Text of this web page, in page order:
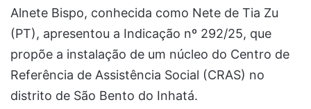
Alnete Bispo, conhecida como Nete de Tia Zu
(PT), apresentou a Indicação nº 292/25, que
propõe a instalação de um núcleo do Centro de
Referência de Assistência Social (CRAS) no
distrito de São Bento do Inhatá.